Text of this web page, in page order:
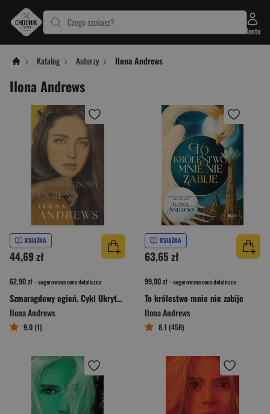
Czego szukasz?
Konto
Katalog Autorzy Ilona Andrews
Ilona Andrews
KSIĄŻKA
44,69 zł
62,90 zł - sugerowana cena detaliczna
Szmaragdowy ogień. Cykl Ukryte Dziedzictwo. Tom 5 (oprawa kolorowa)
Ilona Andrews
9,0 (1)
KSIĄŻKA
63,65 zł
99,00 zł - sugerowana cena detaliczna
To królestwo mnie nie zabije
Ilona Andrews
8,1 (458)